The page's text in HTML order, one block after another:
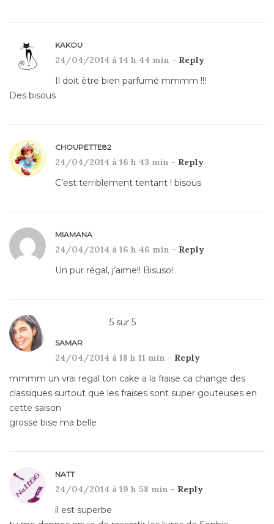
KAKOU
24/04/2014 à 14 h 44 min - Reply
Il doit être bien parfumé mmmm !!!
Des bisous
CHOUPETTE82
24/04/2014 à 16 h 43 min - Reply
C’est terriblement tentant ! bisous
MIAMANA
24/04/2014 à 16 h 46 min - Reply
Un pur régal, j’aime!! Bisuso!
5 sur 5
SAMAR
24/04/2014 à 18 h 11 min - Reply
mmmm un vrai regal ton cake a la fraise ca change des
classiques surtout que les fraises sont super gouteuses en
cette saison
grosse bise ma belle
NATT
24/04/2014 à 19 h 58 min - Reply
il est superbe